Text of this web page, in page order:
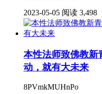
2023-05-05 阅读 3,498
本性法师致佛教新
动，就有大未来
8PVmkMUHnPo